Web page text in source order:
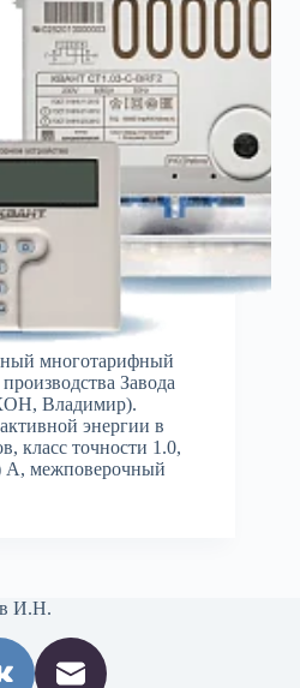
многотарифный
Завода
Владимир).
энергии в
класс точности 1.0,
А, межповерочный
И.Н.